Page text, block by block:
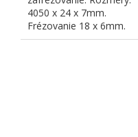
4050 x 24 x 7mm.
Frézovanie 18 x 6mm.
Povrchová úprava - biela